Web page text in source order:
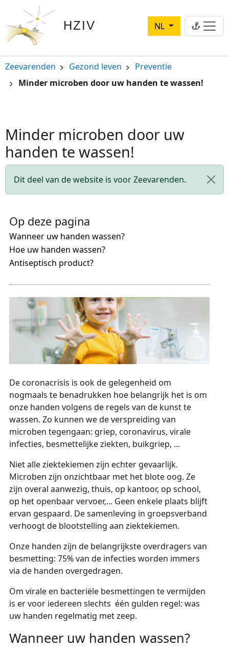
Overslaan en naar de inhoud gaan
HZIV NL
Kruimelpad
Zeevarenden Gezond leven
Preventie
Minder microben door uw handen te wassen!
Minder microben door uw
handen te wassen!
Statusbericht
Dit deel van de website is voor Zeevarenden.
De coronacrisis is ook de gelegenheid om
nogmaals te benadrukken hoe belangrijk het is om
onze handen volgens de regels van de kunst te
wassen. Zo kunnen we de verspreiding van
microben tegengaan: griep, coronavirus, virale
infecties, besmettelijke ziekten, buikgriep, ...
Niet alle ziektekiemen zijn echter gevaarlijk.
Microben zijn onzichtbaar met het blote oog. Ze
zijn overal aanwezig, thuis, op kantoor, op school,
op het openbaar vervoer,... Geen enkele plaats blijft
ervan gespaard. De samenleving in groepsverband
verhoogt de blootstelling aan ziektekiemen.
Onze handen zijn de belangrijkste overdragers van
besmetting: 75% van de infecties worden immers
via de handen overgedragen.
Om virale en bacteriële besmettingen te vermijden
is er voor iedereen slechts één gulden regel: was
uw handen regelmatig met zeep.
Wanneer uw handen wassen?
Op deze pagina
Wanneer uw handen wassen?
Hoe uw handen wassen?
Antiseptisch product?